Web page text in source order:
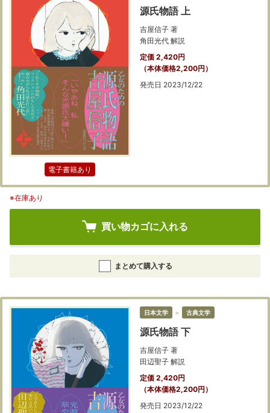
電子書籍あり
源氏物語 上
吉屋信子 著
角田光代 解説
定価 2,420円
（本体価格2,200円）
発売日 2023/12/22
※在庫あり
買い物カゴに入れる
まとめて購入する
日本文学 ＞ 古典文学
源氏物語 下
吉屋信子 著
田辺聖子 解説
定価 2,420円
（本体価格2,200円）
発売日 2023/12/22